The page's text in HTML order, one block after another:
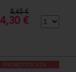
8,65 €
4,30 €
PROMOTION 41%